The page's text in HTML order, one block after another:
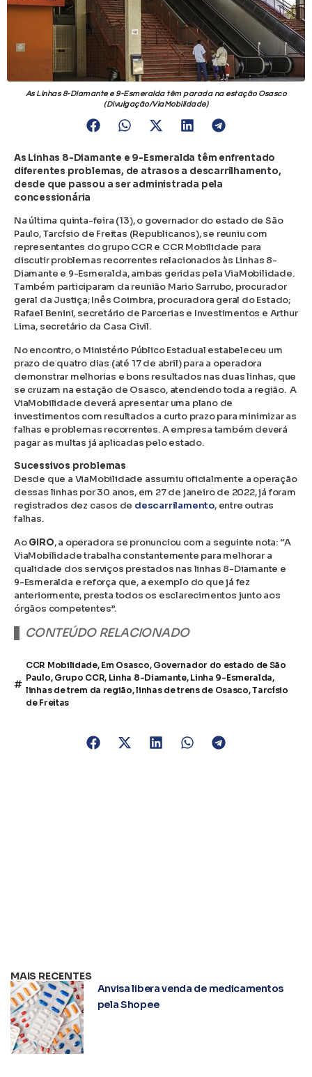
As Linhas 8-Diamante e 9-Esmeralda têm parada na estação Osasco
(Divulgação/ViaMobilidade)
As Linhas 8-Diamante e 9-Esmeralda têm enfrentado
diferentes problemas, de atrasos a descarrilhamento,
desde que passou a ser administrada pela
concessionária
Na última quinta-feira (13), o governador do estado de São
Paulo, Tarcísio de Freitas (Republicanos), se reuniu com
representantes do grupo CCR e CCR Mobilidade para
discutir problemas recorrentes relacionados às Linhas 8-
Diamante e 9-Esmeralda, ambas geridas pela ViaMobilidade.
Também participaram da reunião Mario Sarrubo, procurador
geral da Justiça; Inês Coimbra, procuradora geral do Estado;
Rafael Benini, secretário de Parcerias e Investimentos e Arthur
Lima, secretário da Casa Civil.
No encontro, o Ministério Público Estadual estabeleceu um
prazo de quatro dias (até 17 de abril) para a operadora
demonstrar melhorias e bons resultados nas duas linhas, que
se cruzam na estação de Osasco, atendendo toda a região. A
ViaMobilidade deverá apresentar uma plano de
investimentos com resultados a curto prazo para minimizar as
falhas e problemas recorrentes. A empresa também deverá
pagar as multas já aplicadas pelo estado.
Sucessivos problemas
Desde que a ViaMobilidade assumiu oficialmente a operação
dessas linhas por 30 anos, em 27 de janeiro de 2022, já foram
registrados dez casos de descarrilamento, entre outras
falhas.
AoGIRO, a operadora se pronunciou com a seguinte nota: “A
ViaMobilidade trabalha constantemente para melhorar a
qualidade dos serviços prestados nas linhas 8-Diamante e
9-Esmeralda e reforça que, a exemplo do que já fez
anteriormente, presta todos os esclarecimentos junto aos
órgãos competentes”.
CONTEÚDO RELACIONADO
CCR Mobilidade, Em Osasco, Governador do estado de São
Paulo, Grupo CCR, Linha 8-Diamante, Linha 9-Esmeralda,
linhas de trem da região,linhas de trens de Osasco,Tarcísio
de Freitas
MAIS RECENTES
Anvisa libera venda de medicamentos
pela Shopee